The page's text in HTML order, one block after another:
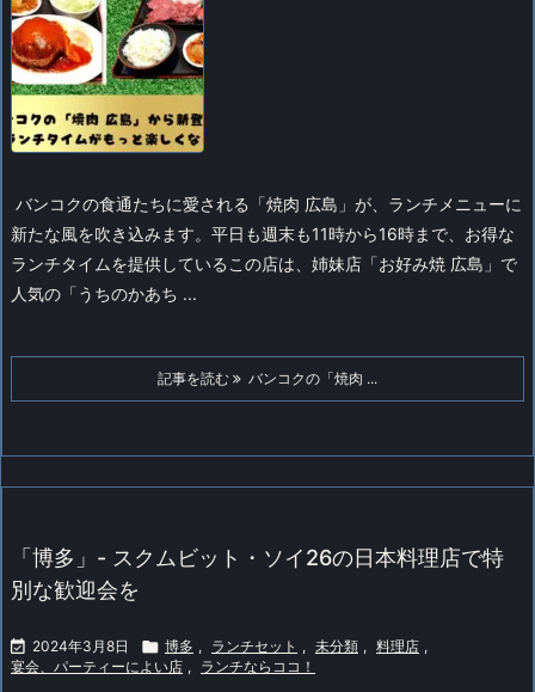
バンコクの食通たちに愛される「焼肉 広島」が、ランチメニューに
新たな風を吹き込みます。平日も週末も11時から16時まで、お得な
ランチタイムを提供しているこの店は、姉妹店「お好み焼 広島」で
人気の「うちのかあち ...
記事を読む バンコクの「焼肉 ...
「博多」- スクムビット・ソイ26の日本料理店で特
別な歓迎会を
 2024年3月8日  博多 , ランチセット , 未分類 , 料理店 ,
宴会、パーティーによい店 , ランチならココ！